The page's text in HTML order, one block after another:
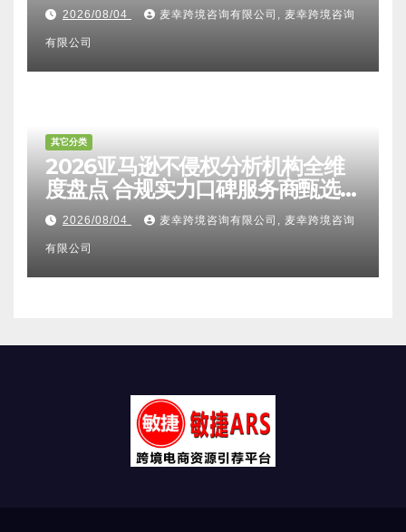
其它分类
2026亚马逊不侵权分析机构大全
其它分类
2026亚马逊不侵权分析机构全维